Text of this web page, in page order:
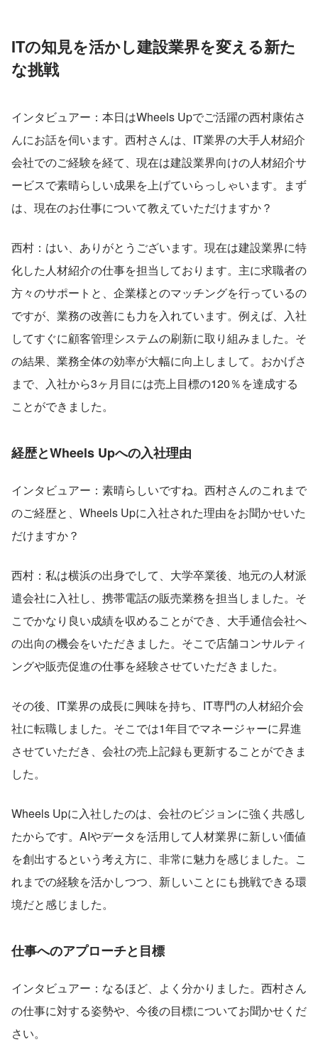
ITの知見を活かし建設業界を変える新た
な挑戦
インタビュアー：本日はWheels Upでご活躍の西村康佑さ
んにお話を伺います。西村さんは、IT業界の大手人材紹介
会社でのご経験を経て、現在は建設業界向けの人材紹介サ
ービスで素晴らしい成果を上げていらっしゃいます。まず
は、現在のお仕事について教えていただけますか？
西村：はい、ありがとうございます。現在は建設業界に特
化した人材紹介の仕事を担当しております。主に求職者の
方々のサポートと、企業様とのマッチングを行っているの
ですが、業務の改善にも力を入れています。例えば、入社
してすぐに顧客管理システムの刷新に取り組みました。そ
の結果、業務全体の効率が大幅に向上しまして。おかげさ
まで、入社から3ヶ月目には売上目標の120％を達成する
ことができました。
経歴とWheels Upへの入社理由
インタビュアー：素晴らしいですね。西村さんのこれまで
のご経歴と、Wheels Upに入社された理由をお聞かせいた
だけますか？
西村：私は横浜の出身でして、大学卒業後、地元の人材派
遣会社に入社し、携帯電話の販売業務を担当しました。そ
こでかなり良い成績を収めることができ、大手通信会社へ
の出向の機会をいただきました。そこで店舗コンサルティ
ングや販売促進の仕事を経験させていただきました。
その後、IT業界の成長に興味を持ち、IT専門の人材紹介会
社に転職しました。そこでは1年目でマネージャーに昇進
させていただき、会社の売上記録も更新することができま
した。
Wheels Upに入社したのは、会社のビジョンに強く共感し
たからです。AIやデータを活用して人材業界に新しい価値
を創出するという考え方に、非常に魅力を感じました。こ
れまでの経験を活かしつつ、新しいことにも挑戦できる環
境だと感じました。
仕事へのアプローチと目標
インタビュアー：なるほど、よく分かりました。西村さん
の仕事に対する姿勢や、今後の目標についてお聞かせくだ
さい。